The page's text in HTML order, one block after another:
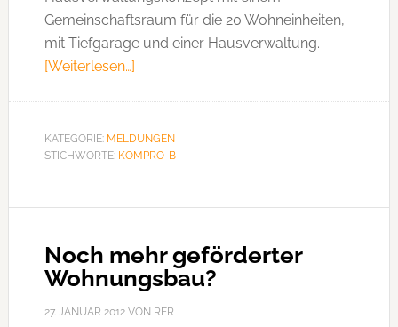
Gemeinschaftsraum für die 20 Wohneinheiten,
mit Tiefgarage und einer Hausverwaltung.
[Weiterlesen…]
an
der
KATEGORIE: MELDUNGEN
STICHWORTE: KOMPRO-B
Noch mehr geförderter
Wohnungsbau?
27. JANUAR 2012VON RER